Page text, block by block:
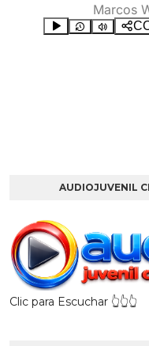
AUDIOJUVENIL
Clic para Escuchar 👆👆👆